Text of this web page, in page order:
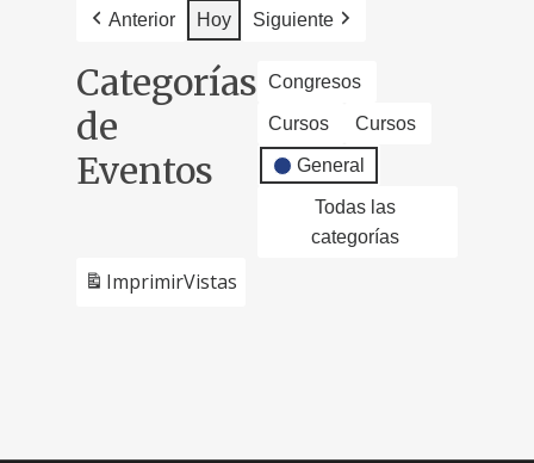
Anterior Hoy Siguiente
Categorías
de
Eventos
Congresos
Cursos Cursos
General
Todas las
categorías
ImprimirVistas